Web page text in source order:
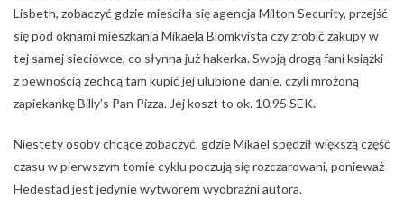
Lisbeth, zobaczyć gdzie mieściła się agencja Milton Security, przejść
się pod oknami mieszkania Mikaela Blomkvista czy zrobić zakupy w
tej samej sieciówce, co słynna już hakerka. Swoją drogą fani książki
z pewnością zechcą tam kupić jej ulubione danie, czyli mrożoną
zapiekankę Billy’s Pan Pizza. Jej koszt to ok. 10,95 SEK.
Niestety osoby chcące zobaczyć, gdzie Mikael spędził większą część
czasu w pierwszym tomie cyklu poczują się rozczarowani, ponieważ
Hedestad jest jedynie wytworem wyobraźni autora.